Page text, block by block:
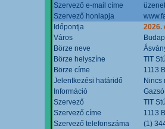
Szervező e-mail címe
Szervező honlapja
Időpontja
2026.
Város
Börze neve
Börze helyszíne
TIT
Börze címe
1113
Jelentkezési határidő
Nincs
Információ
Szervező
TIT
Szervező címe
1113
Szervező telefonszáma
(1)